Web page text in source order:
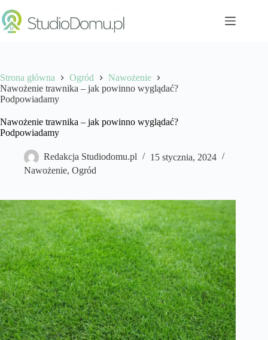
do
treści
Strona główna Ogród
Nawożenie
Nawożenie trawnika – jak powinno wyglądać?
Podpowiadamy
Nawożenie trawnika – jak powinno wyglądać?
Podpowiadamy
Redakcja Studiodomu.pl
15 stycznia, 2024
Nawożenie, Ogród